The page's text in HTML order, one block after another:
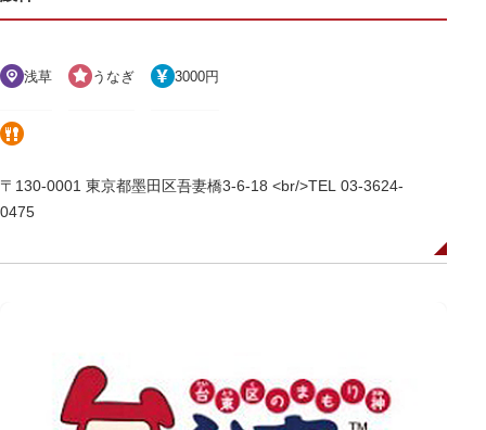
浅草 うなぎ 3000円
〒130-0001 東京都墨田区吾妻橋3-6-18 <br/>TEL 03-3624-
0475